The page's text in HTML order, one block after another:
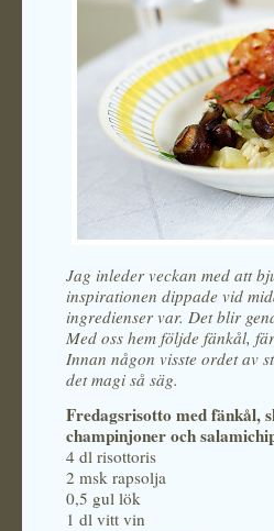
Jag inleder veckan med att
inspirationen dippade vid
ingredienser var. Det blir
Med oss hem följde fänkål,
Innan någon visste ordet av
det magi så säg.
Fredagsrisotto med fänkål,
champinjoner och
4 dl risottoris
2 msk rapsolja
0,5 gul lök
1 dl vitt vin